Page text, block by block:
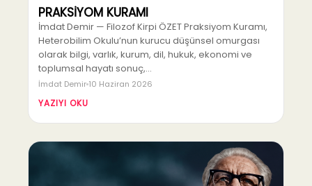
PRAKSİYOM KURAMI
İmdat Demir — Filozof Kirpi ÖZET Praksiyom Kuramı,
Heterobilim Okulu’nun kurucu düşünsel omurgası
olarak bilgi, varlık, kurum, dil, hukuk, ekonomi ve
toplumsal hayatı sonuç,…
İmdat Demir 10 Haziran 2026
YAZIYI OKU